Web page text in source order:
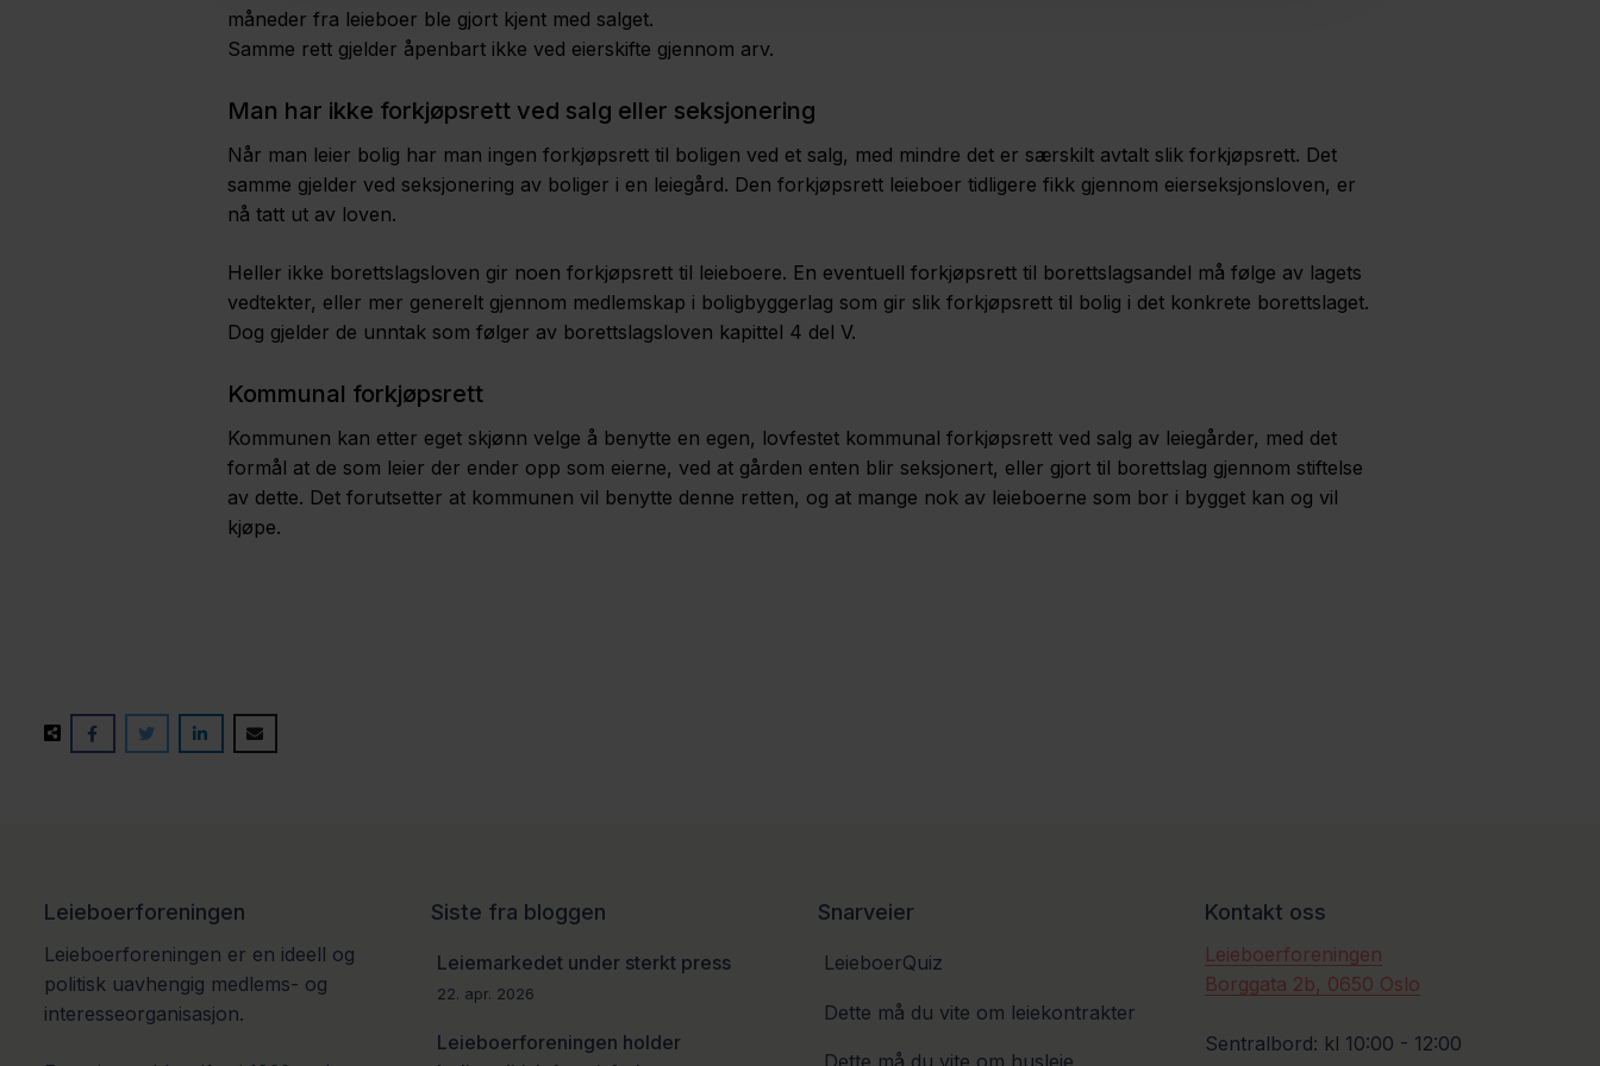
måneder fra leieboer ble gjort kjent med salget.
Samme rett gjelder åpenbart ikke ved eierskifte gjennom arv.
Man har ikke forkjøpsrett ved salg eller seksjonering
Når man leier bolig har man ingen forkjøpsrett til boligen ved et salg, med mindre det er særskilt avtalt slik forkjøpsrett. Det
samme gjelder ved seksjonering av boliger i en leiegård. Den forkjøpsrett leieboer tidligere fikk gjennom eierseksjonsloven, er
nå tatt ut av loven.
Heller ikke borettslagsloven gir noen forkjøpsrett til leieboere. En eventuell forkjøpsrett til borettslagsandel må følge av lagets
vedtekter, eller mer generelt gjennom medlemskap i boligbyggerlag som gir slik forkjøpsrett til bolig i det konkrete borettslaget.
Dog gjelder de unntak som følger av borettslagsloven kapittel 4 del V.
Kommunal forkjøpsrett
Kommunen kan etter eget skjønn velge å benytte en egen, lovfestet kommunal forkjøpsrett ved salg av leiegårder, med det
formål at de som leier der ender opp som eierne, ved at gården enten blir seksjonert, eller gjort til borettslag gjennom stiftelse
av dette. Det forutsetter at kommunen vil benytte denne retten, og at mange nok av leieboerne som bor i bygget kan og vil
kjøpe.
Leieboerforeningen
Leieboerforeningen er en ideell og
politisk uavhengig medlems- og
interesseorganisasjon.
Siste fra bloggen
Leiemarkedet under sterkt press
22. apr. 2026
Leieboerforeningen holder
Snarveier
LeieboerQuiz
Dette må du vite om leiekontrakter
Dette må du vite om husleie
Kontakt oss
Leieboerforeningen
Borggata 2b, 0650 Oslo
Sentralbord: kl 10:00 - 12:00